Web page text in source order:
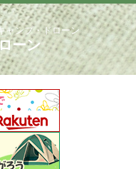
ャンプ・ドローン
ーン